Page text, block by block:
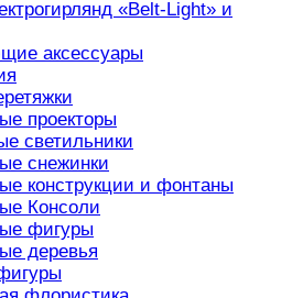
«Belt-Light» и
аксессуары
проекторы
светильники
снежинки
конструкции и фонтаны
Консоли
фигуры
деревья